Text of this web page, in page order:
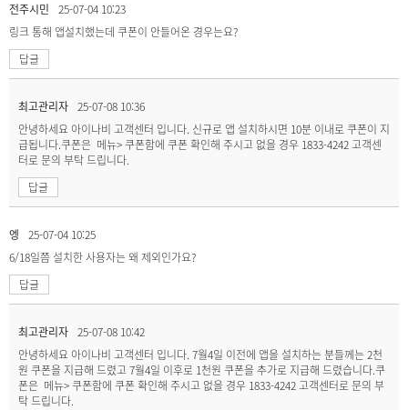
전주시민
25-07-04 10:23
링크 통해 앱설치했는데 쿠폰이 안들어온 경우는요?
답글
최고관리자 25-07-08 10:36
안녕하세요 아이나비 고객센터 입니다. 신규로 앱 설치하시면 10분 이내로 쿠폰이 지
급됩니다.쿠폰은 메뉴> 쿠폰함에 쿠폰 확인해 주시고 없을 경우 1833-4242 고객센
터로 문의 부탁 드립니다.
답글
엥
25-07-04 10:25
6/18일쯤 설치한 사용자는 왜 제외인가요?
답글
최고관리자 25-07-08 10:42
안녕하세요 아이나비 고객센터 입니다. 7월4일 이전에 앱을 설치하는 분들께는 2천
원 쿠폰을 지급해 드렸고 7월4일 이후로 1천원 쿠폰을 추가로 지급해 드렸습니다.쿠
폰은 메뉴> 쿠폰함에 쿠폰 확인해 주시고 없을 경우 1833-4242 고객센터로 문의 부
탁 드립니다.